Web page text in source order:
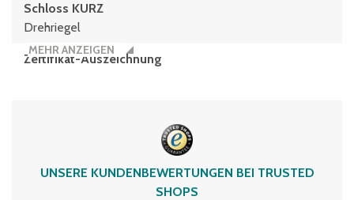
Schloss KURZ
Drehriegel
Zertifikat-Auszeichnung
MEHR ANZEIGEN
UNSERE KUNDENBEWERTUNGEN BEI TRUSTED
SHOPS